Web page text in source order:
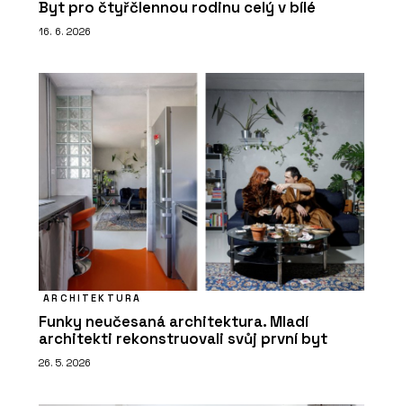
Byt pro čtyřčlennou rodinu celý v bílé
16. 6. 2026
ARCHITEKTURA
Funky neučesaná architektura. Mladí
architekti rekonstruovali svůj první byt
26. 5. 2026